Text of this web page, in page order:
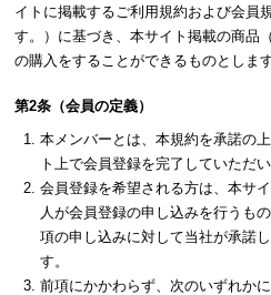
イトに掲載するご利用規約および会員
す。）に基づき、本サイト掲載の商品
の購入をすることができるものとします
第2条（会員の定義）
本メンバーとは、本規約を承諾の
ト上で会員登録を完了していただ
会員登録を希望される方は、本サ
人が会員登録の申し込みを行うも
項の申し込みに対して当社が承諾
す。
前項にかかわらず、次のいずれか